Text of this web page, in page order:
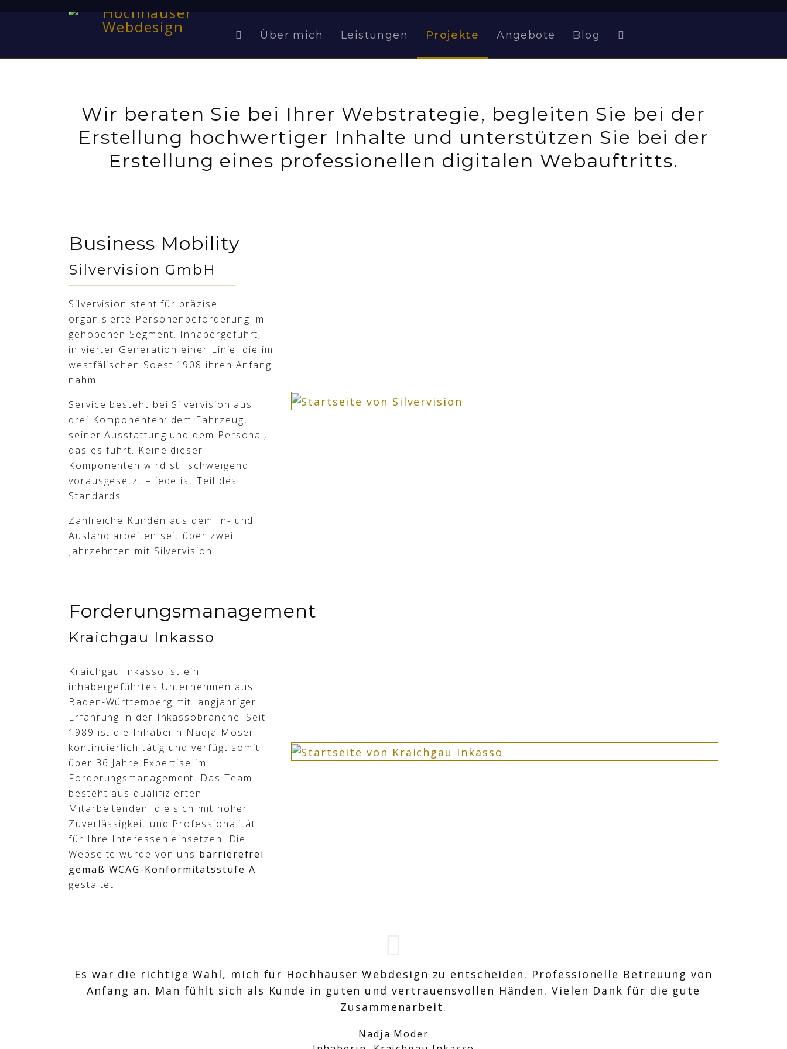
Über mich Leistungen Projekte Angebote Blog
Wir beraten Sie bei Ihrer Webstrategie, begleiten Sie bei der
Erstellung hochwertiger Inhalte und unterstützen Sie bei der
Erstellung eines professionellen digitalen Webauftritts.
Business Mobility
Silvervision GmbH
Silvervision steht für präzise
organisierte Personenbeförderung im
gehobenen Segment. Inhabergeführt,
in vierter Generation einer Linie, die im
westfälischen Soest 1908 ihren Anfang
nahm.
Service besteht bei Silvervision aus
drei Komponenten: dem Fahrzeug,
seiner Ausstattung und dem Personal,
das es führt. Keine dieser
Komponenten wird stillschweigend
vorausgesetzt – jede ist Teil des
Standards.
Zahlreiche Kunden aus dem In- und
Ausland arbeiten seit über zwei
Jahrzehnten mit Silvervision.
Forderungsmanagement
Kraichgau Inkasso
Kraichgau Inkasso ist ein
inhabergeführtes Unternehmen aus
Baden-Württemberg mit langjähriger
Erfahrung in der Inkassobranche. Seit
1989 ist die Inhaberin Nadja Moser
kontinuierlich tätig und verfügt somit
über 36 Jahre Expertise im
Forderungsmanagement. Das Team
besteht aus qualifizierten
Mitarbeitenden, die sich mit hoher
Zuverlässigkeit und Professionalität
für Ihre Interessen einsetzen. Die
Webseite wurde von uns barrierefrei
gemäß WCAG-Konformitätsstufe A
gestaltet.
Es war die richtige Wahl, mich für Hochhäuser Webdesign zu entscheiden. Professionelle Betreuung von
Anfang an. Man fühlt sich als Kunde in guten und vertrauensvollen Händen. Vielen Dank für die gute
Zusammenarbeit.
Nadja Moder